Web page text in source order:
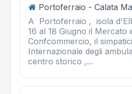
Portoferraio - Calata
A Portoferraio , isola
16 al 18 Giugno il Mercato
Confcommercio, il
Internazionale degli
centro storico ,...